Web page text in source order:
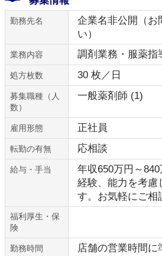
勤務先名
企業名非公開（お
い）
業務内容 調剤業務・服薬指
処方枚数 30 枚／日
募集職種（人
数）
一般薬剤師 (1)
雇用形態 正社員
転勤の有無 応相談
給与・手当
年収650万円～
経験、能力を考慮
す。お気軽にご相
福利厚生・保
険
勤務時間 店舗の営業時間に